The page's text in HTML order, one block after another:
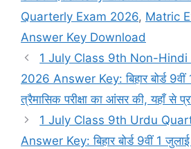
Quarterly Exam 2026, Matric
Answer Key Download
1 July Class 9th Non-Hindi
2026 Answer Key: बिहार बोर्ड 9वीं
त्रैमासिक परीक्षा का आंसर की, यहाँ से
1 July Class 9th Urdu
Answer Key: बिहार बोर्ड 9वीं 1 जुलाई